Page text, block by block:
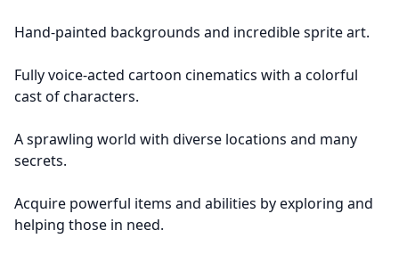
Hand-painted backgrounds and incredible sprite art.
Fully voice-acted cartoon cinematics with a colorful
cast of characters.
A sprawling world with diverse locations and many
secrets.
Acquire powerful items and abilities by exploring and
helping those in need.